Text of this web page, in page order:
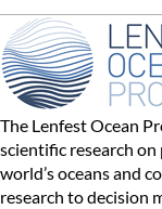
The Lenfest Ocean
scientific research
world’s oceans and
research to decision